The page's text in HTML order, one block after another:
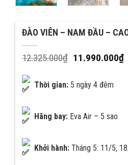
ĐÀO VIÊN – NAM ĐẦU –
12.325.000₫ 11.990.000₫
Thời gian: 5 ngày 4 đêm
Hãng bay: Eva Air – 5 sao
Khởi hành: Tháng 5: 11/5,